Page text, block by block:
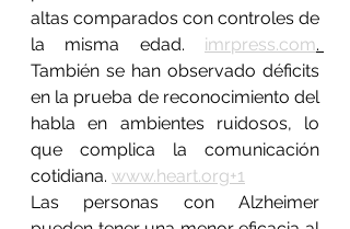
altas comparados con controles de
la misma edad. imrpress.com
También se han observado déficits
en la prueba de reconocimiento del
habla en ambientes ruidosos, lo
que complica la comunicación
cotidiana. www.heart.org+1
Las personas con Alzheimer